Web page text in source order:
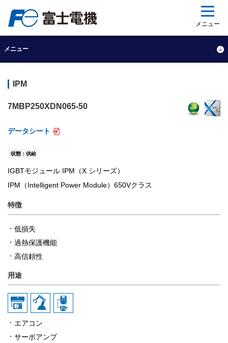
メニュー
メニュー
IPM
7MBP250XDN065-50
データシート
状態：供給
IGBTモジュール IPM（X シリーズ）
IPM（Intelligent Power Module）650Vクラス
特徴
低損失
過熱保護機能
高信頼性
用途
エアコン
サーボアンプ